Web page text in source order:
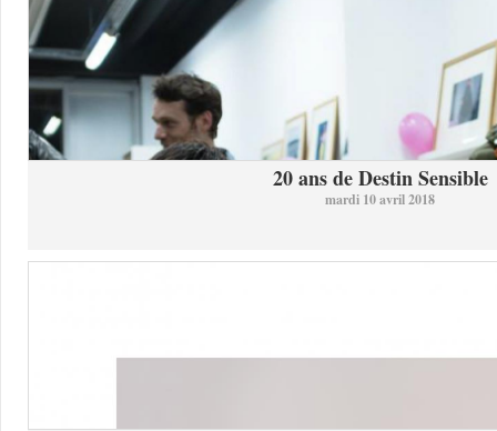
20 ans de Destin Sensible
mardi 10 avril 2018